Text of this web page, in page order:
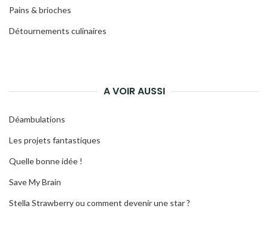
Pains & brioches
Détournements culinaires
A VOIR AUSSI
Déambulations
Les projets fantastiques
Quelle bonne idée !
Save My Brain
Stella Strawberry ou comment devenir une star ?